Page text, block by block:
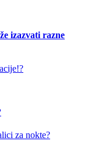
izazvati razne